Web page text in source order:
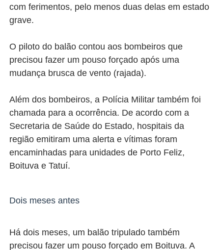
com ferimentos, pelo menos duas delas em estado
grave.
O piloto do balão contou aos bombeiros que
precisou fazer um pouso forçado após uma
mudança brusca de vento (rajada).
Além dos bombeiros, a Polícia Militar também foi
chamada para a ocorrência. De acordo com a
Secretaria de Saúde do Estado, hospitais da
região emitiram uma alerta e vítimas foram
encaminhadas para unidades de Porto Feliz,
Boituva e Tatuí.
Dois meses antes
Há dois meses, um balão tripulado também
precisou fazer um pouso forçado em Boituva. A